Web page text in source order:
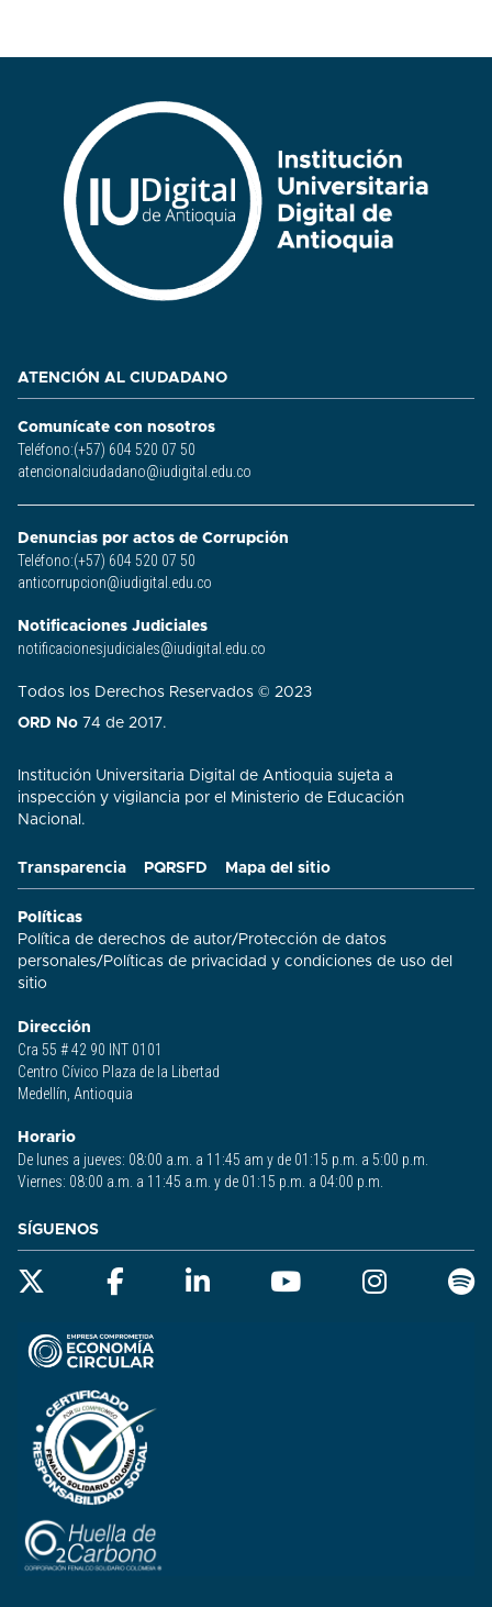
Transparencia PQRSFD Mapa del sitio
Políticas
Política de derechos de autor/Protección de datos
personales/Políticas de privacidad y condiciones de uso del
sitio​
Dirección
Cra 55 # 42 90 INT 0101
Centro Cívico Plaza de la Libertad
Medellín, Antioquia
Horario
De lunes a jueves: 08:00 a.m. a 11:45 am y de 01:15 p.m. a 5:00 p.m.
Viernes: 08:00 a.m. a 11:45 a.m. y de 01:15 p.m. a 04:00 p.m.
ATENCIÓN AL CIUDADANO
Comunícate con nosotros
Teléfono:(+57) 604 520 07 50
atencionalciudadano@iudigital.edu.co
Denuncias por actos de Corrupción
Teléfono:(+57) 604 520 07 50
anticorrupcion@iudigital.edu.co
Notificaciones Judiciales
notificacionesjudiciales@iudigital.edu.co
Todos los Derechos Reservados © 2023
ORD No 74 de 2017.
Institución Universitaria Digital de Antioquia sujeta a
inspección y vigilancia por el Ministerio de Educación
Nacional.
SÍGUENOS